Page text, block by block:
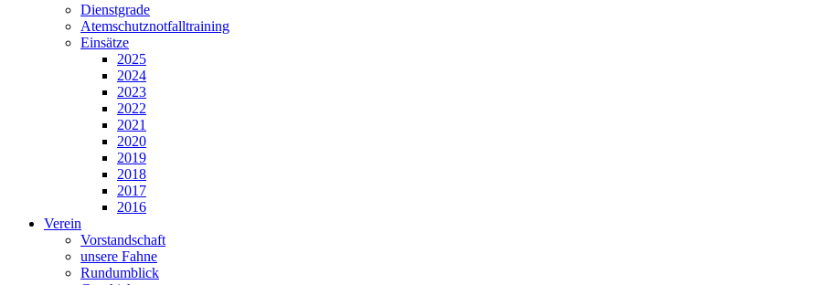
Dienstgrade
Atemschutznotfalltraining
Einsätze
2025
2024
2023
2022
2021
2020
2019
2018
2017
2016
Verein
Vorstandschaft
unsere Fahne
Rundumblick